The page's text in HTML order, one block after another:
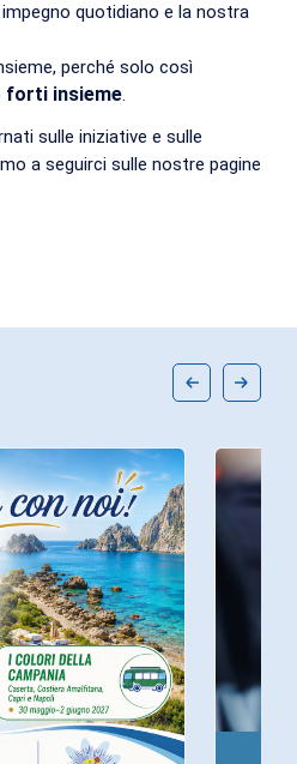
quotidiano e la nostra
perché solo così
forti insieme.
sulle iniziative e sulle
a seguirci sulle nostre pagine